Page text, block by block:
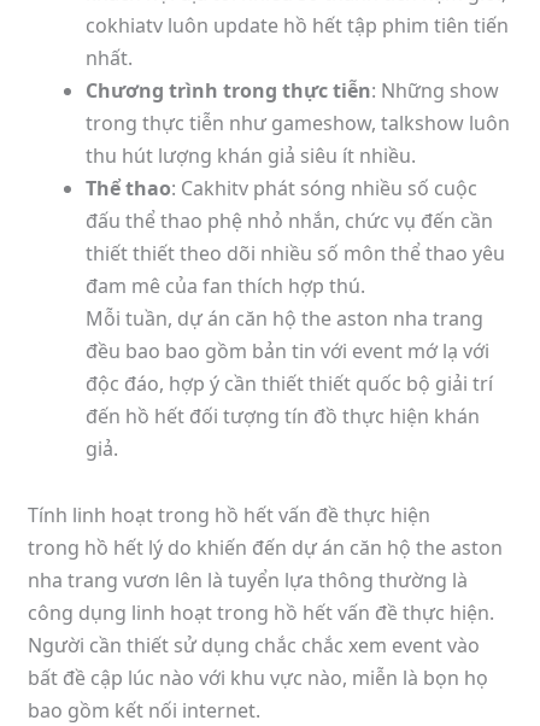
cokhiatv luôn update hồ hết tập phim tiên tiến
nhất.
Chương trình trong thực tiễn: Những show
trong thực tiễn như gameshow, talkshow luôn
thu hút lượng khán giả siêu ít nhiều.
Thể thao: Cakhitv phát sóng nhiều số cuộc
đấu thể thao phệ nhỏ nhắn, chức vụ đến cần
thiết thiết theo dõi nhiều số môn thể thao yêu
đam mê của fan thích hợp thú.
Mỗi tuần, dự án căn hộ the aston nha trang
đều bao bao gồm bản tin với event mớ lạ với
độc đáo, hợp ý cần thiết thiết quốc bộ giải trí
đến hồ hết đối tượng tín đồ thực hiện khán
giả.
Tính linh hoạt trong hồ hết vấn đề thực hiện
trong hồ hết lý do khiến đến dự án căn hộ the aston
nha trang vươn lên là tuyển lựa thông thường là
công dụng linh hoạt trong hồ hết vấn đề thực hiện.
Người cần thiết sử dụng chắc chắc xem event vào
bất đề cập lúc nào với khu vực nào, miễn là bọn họ
bao gồm kết nối internet.